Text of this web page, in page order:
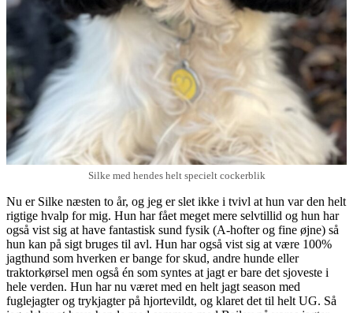
Silke med hendes helt specielt cockerblik
Nu er Silke næsten to år, og jeg er slet ikke i tvivl at hun var den helt
rigtige hvalp for mig. Hun har fået meget mere selvtillid og hun har
også vist sig at have fantastisk sund fysik (A-hofter og fine øjne) så
hun kan på sigt bruges til avl. Hun har også vist sig at være 100%
jagthund som hverken er bange for skud, andre hunde eller
traktorkørsel men også én som syntes at jagt er bare det sjoveste i
hele verden. Hun har nu været med en helt jagt season med
fuglejagter og trykjagter på hjortevildt, og klaret det til helt UG. Så